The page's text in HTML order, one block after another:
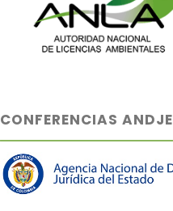
CONFERENCIAS ANDJE